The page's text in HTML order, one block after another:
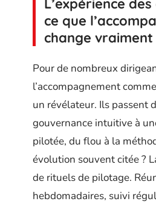
L’expérience
ce que
change
Pour de nombreux
l’accompagnement
un révélateur. Ils passent
gouvernance intuitive à
pilotée, du flou à la
évolution souvent citée ?
de rituels de pilotage.
hebdomadaires, suivi